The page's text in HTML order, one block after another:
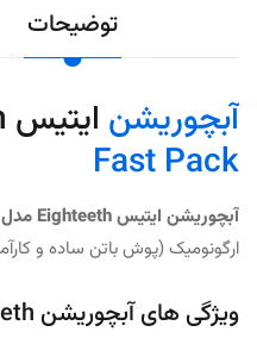
توضیحات
آبچوریشن ایتیس Eighteeth مدل
Fast Pack
آبچوریشن ایتیس Eighteeth مدل Fast Pack
ارگونومیک (پوش باتن ساده و
ویژگی های آبچوریشن Eighteeth مدل Fast Pack :